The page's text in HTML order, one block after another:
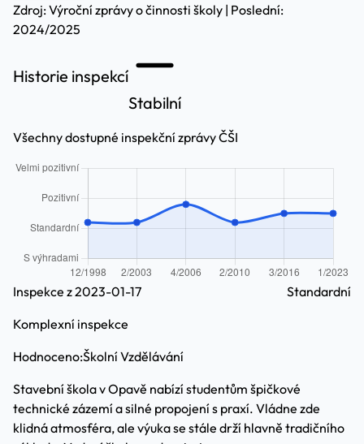
Zdroj: Výroční zprávy o činnosti školy | Poslední:
2024/2025
Historie inspekcí
Stabilní
Všechny dostupné inspekční zprávy ČŠI
Inspekce z 2023-01-17
Komplexní inspekce
Standardní
Hodnoceno:Školní Vzdělávání
Stavební škola v Opavě nabízí studentům špičkové
technické zázemí a silné propojení s praxí. Vládne zde
klidná atmosféra, ale výuka se stále drží hlavně tradičního